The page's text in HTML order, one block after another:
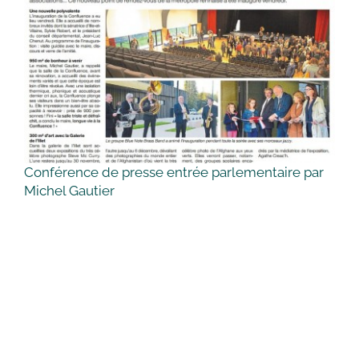
Conférence de presse entrée parlementaire par
Michel Gautier